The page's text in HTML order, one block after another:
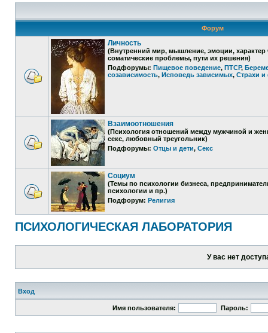
Форум
Личность
(Внутренний мир, мышление, эмоции, характер
соматические проблемы, пути их решения)
Подфорумы: Пищевое поведение, ПТСР,
созависимость, Исповедь зависимых, Страхи
Взаимоотношения
(Психология отношений между мужчиной и
секс, любовный треугольник)
Подфорумы: Отцы и дети, Секс
Социум
(Темы по психологии бизнеса,
психологии и пр.)
Подфорум: Религия
ПСИХОЛОГИЧЕСКАЯ ЛАБОРАТОРИЯ
У вас нет
Вход
Имя пользователя: Пароль: